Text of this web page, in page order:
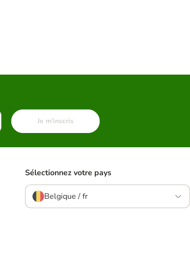
Je m'inscris
Sélectionnez votre pays
Belgique / fr